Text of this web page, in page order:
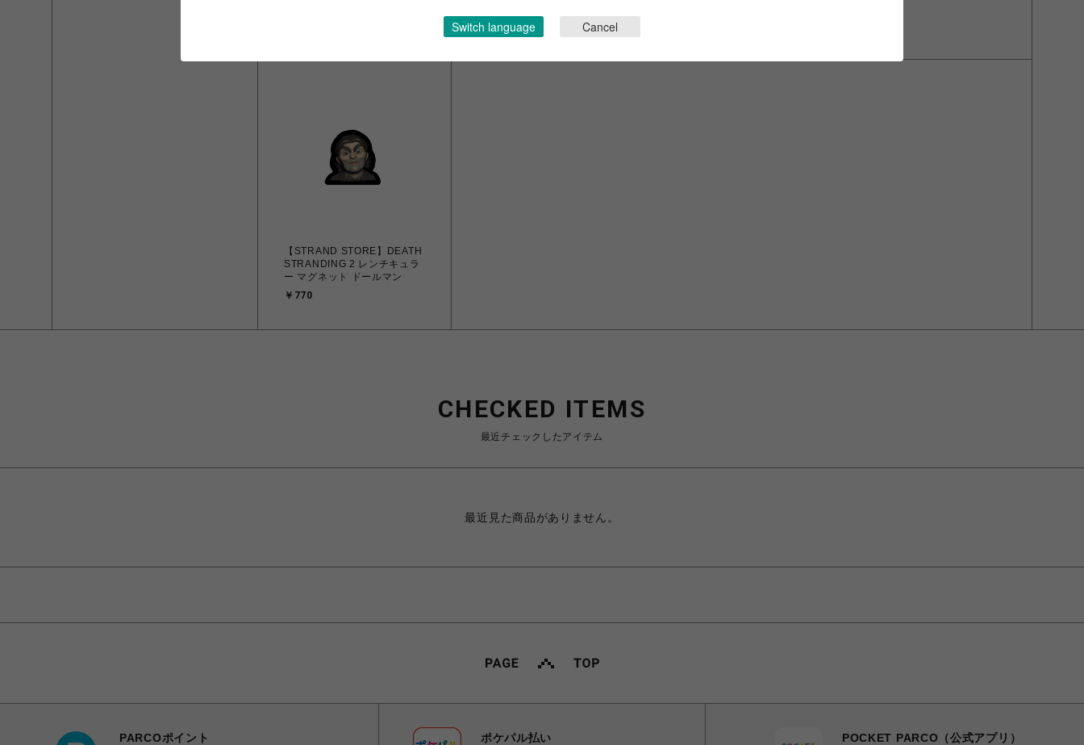
【STRAND STORE】DEATH
STRANDING 2 レンチキュラ
ー マグネット ドールマン
￥770
CHECKED ITEMS
最近チェックしたアイテム
最近見た商品がありません。
PARCOポイント ポケパル払い POCKET PARCO（公式アプリ）
Switch language Cancel